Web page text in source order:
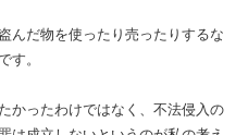
んだ物を使ったり売ったりするな
す。
かったわけではなく、不法侵入の